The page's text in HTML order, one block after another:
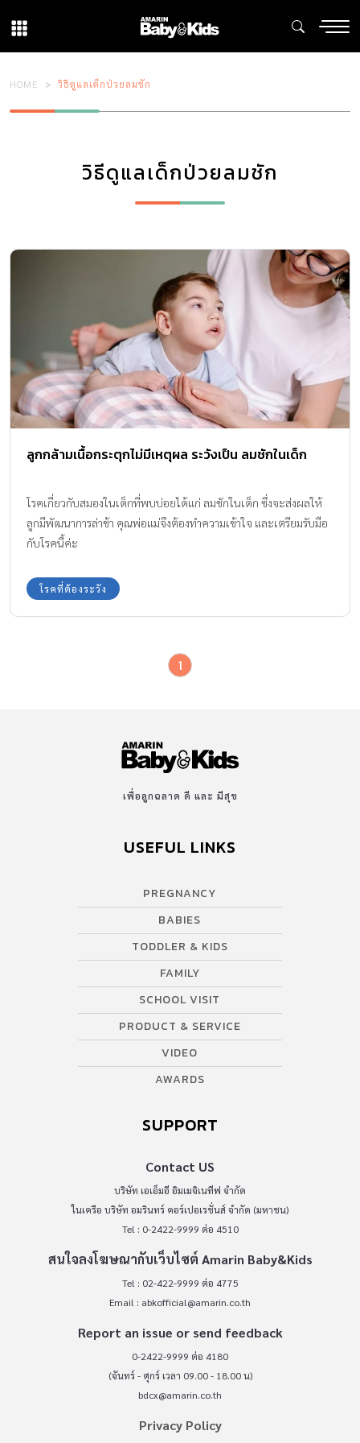
HOME วิธีดูแลเด็กป่วยลมชัก
วิธีดูแลเด็กป่วยลมชัก
ลูกกล้ามเนื้อกระตุกไม่มีเหตุผล ระวังเป็น ลมชักในเด็ก
โรคเกี่ยวกับสมองในเด็กที่พบบ่อยได้แก่ ลมชักในเด็ก ซึ่งจะส่งผลให้
ลูกมีพัฒนาการล่าช้า คุณพ่อแม่จึงต้องทำความเข้าใจ และเตรียมรับมือ
กับโรคนี้ค่ะ
โรคที่ต้องระวัง
1
เพื่อลูกฉลาด ดี และ มีสุข
USEFUL LINKS
PREGNANCY
BABIES
TODDLER & KIDS
FAMILY
SCHOOL VISIT
PRODUCT & SERVICE
VIDEO
AWARDS
SUPPORT
Contact US
บริษัท เอเอ็มอี อิมเมจิเนทีฟ จำกัด
ในเครือ บริษัท อมรินทร์ คอร์เปอเรชั่นส์ จำกัด (มหาชน)
Tel : 0-2422-9999 ต่อ 4510
สนใจลงโฆษณากับเว็บไซต์ Amarin Baby&Kids
Tel : 02-422-9999 ต่อ 4775
Email : abkofficial@amarin.co.th
Report an issue or send feedback
0-2422-9999 ต่อ 4180
(จันทร์ - ศุกร์ เวลา 09.00 - 18.00 น)
bdcx@amarin.co.th
Privacy Policy